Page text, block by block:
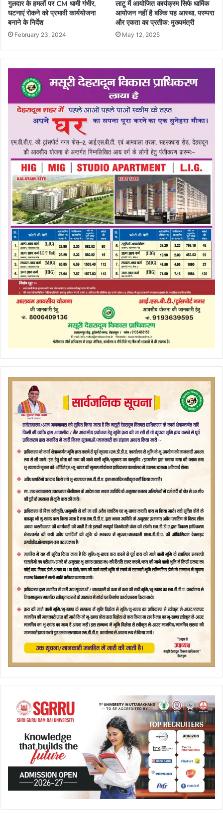
गुलदार के हमलों पर CM धामी गंभीर,
घटनाएं रोकने को प्रभावी कार्ययोजना
बनाने के निर्देश
February 23, 2024
लाटू में आयोजित कार्यक्रम सिर्फ धार्मिक
आयोजन नहीं है बल्कि यह आस्था, परम्परा
और एकता का प्रतीक: मुख्यमंत्री
May 12, 2025